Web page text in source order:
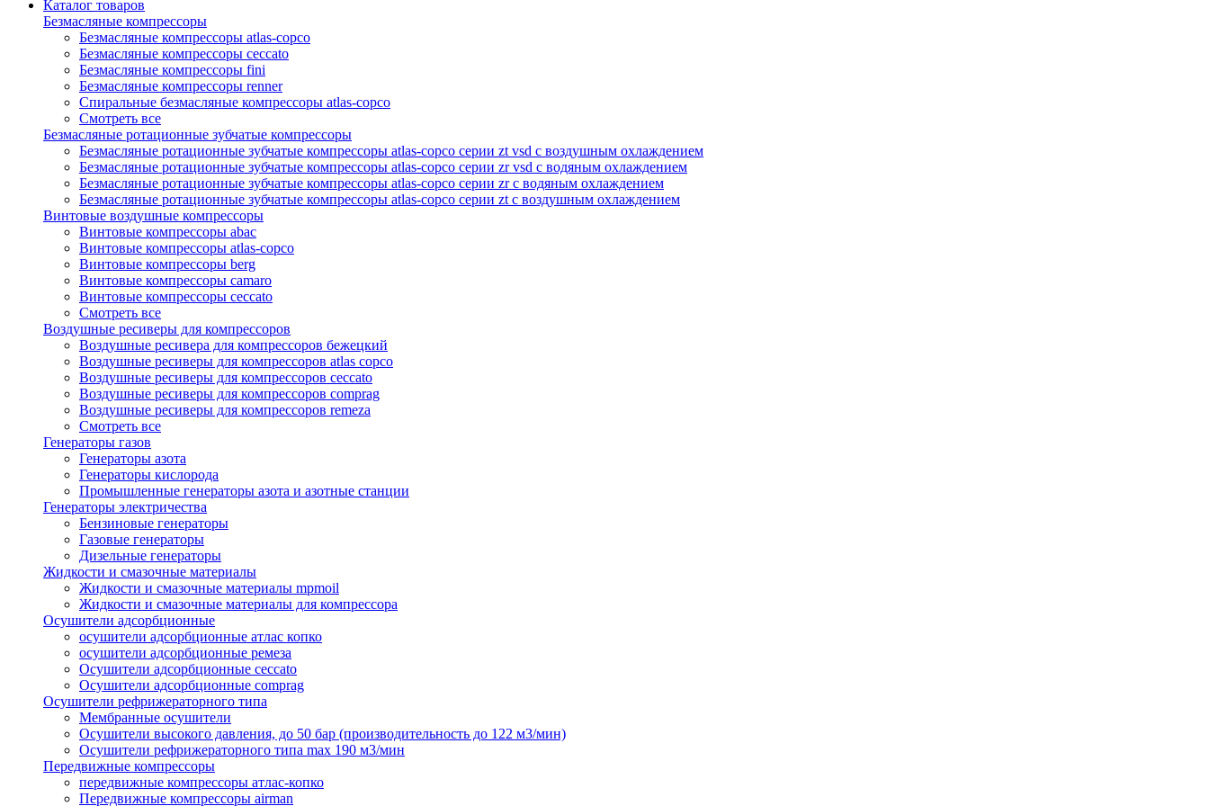
Каталог товаров
Безмасляные компрессоры
Безмасляные компрессоры atlas-copco
Безмасляные компрессоры ceccato
Безмасляные компрессоры fini
Безмасляные компрессоры renner
Спиральные безмасляные компрессоры atlas-copco
Смотреть все
Безмасляные ротационные зубчатые компрессоры
Безмасляные ротационные зубчатые компрессоры atlas-copco серии zt vsd с воздушным охлаждением
Безмасляные ротационные зубчатые компрессоры atlas-copco серии zr vsd с водяным охлаждением
Безмасляные ротационные зубчатые компрессоры atlas-copco серии zr с водяным охлаждением
Безмасляные ротационные зубчатые компрессоры atlas-copco серии zt с воздушным охлаждением
Винтовые воздушные компрессоры
Винтовые компрессоры abac
Винтовые компрессоры atlas-copco
Винтовые компрессоры berg
Винтовые компрессоры camaro
Винтовые компрессоры ceccato
Смотреть все
Воздушные ресиверы для компрессоров
Воздушные ресивера для компрессоров бежецкий
Воздушные ресиверы для компрессоров atlas copco
Воздушные ресиверы для компрессоров ceccato
Воздушные ресиверы для компрессоров comprag
Воздушные ресиверы для компрессоров remeza
Смотреть все
Генераторы газов
Генераторы азота
Генераторы кислорода
Промышленные генераторы азота и азотные станции
Генераторы электричества
Бензиновые генераторы
Газовые генераторы
Дизельные генераторы
Жидкости и смазочные материалы
Жидкости и смазочные материалы mpmoil
Жидкости и смазочные материалы для компрессора
Осушители адсорбционные
осушители адсорбционные атлас копко
осушители адсорбционные ремеза
Осушители адсорбционные ceccato
Осушители адсорбционные comprag
Осушители рефрижераторного типа
Мембранные осушители
Осушители высокого давления, до 50 бар (производительность до 122 м3/мин)
Осушители рефрижераторного типа max 190 м3/мин
Передвижные компрессоры
передвижные компрессоры атлас-копко
Передвижные компрессоры airman